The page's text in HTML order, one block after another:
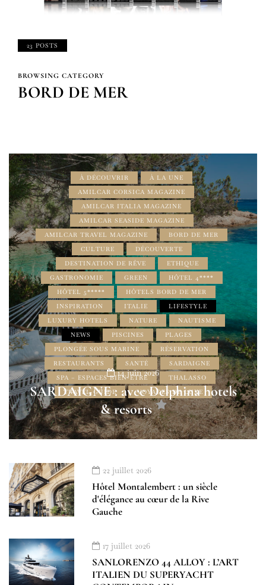
23 POSTS
BROWSING CATEGORY
BORD DE MER
À DÉCOUVRIR
À LA UNE
AMILCAR CORSICA MAGAZINE
AMILCAR ITALIA MAGAZINE
AMILCAR SEASIDE MAGAZINE
AMILCAR TRAVEL MAGAZINE
BORD DE MER
CULTURE
DÉCOUVERTE
DESTINATION DE RÊVE
ETHIQUE
GASTRONOMIE
GREEN
HÔTEL 4****
HÔTEL 5*****
HÔTELS BORD DE MER
INSPIRATION
ITALIE
LIFESTYLE
LUXURY HOTELS
NATURE
NAUTISME
NEWS
PISCINES
PLAGES
PLONGÉE SOUS MARINE
RÉSERVATION
RESTAURANTS
SANTÉ
SARDAIGNE
SPA – ESPACES BIEN-ÊTRE
THALASSO
TRAVEL GUIDE
VOYAGES DE LUXE
14 juin 2026
SARDAIGNE : avec Delphina hotels
& resorts
22 juillet 2026
Hôtel Montalembert : un siècle
d'élégance au cœur de la Rive
Gauche
17 juillet 2026
SANLORENZO 44 ALLOY : L’ART
ITALIEN DU SUPERYACHT